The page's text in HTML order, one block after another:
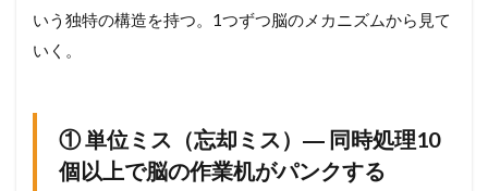
いう独特の構造を持つ。1つずつ脳のメカニズムから見て
いく。
① 単位ミス（忘却ミス）― 同時処理10
個以上で脳の作業机がパンクする